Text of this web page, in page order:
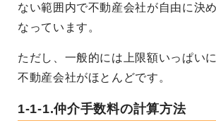
ない範囲内で不動産会社が自由に決
なっています。
ただし、一般的には上限額いっぱい
不動産会社がほとんどです。
1-1-1.仲介手数料の計算方法